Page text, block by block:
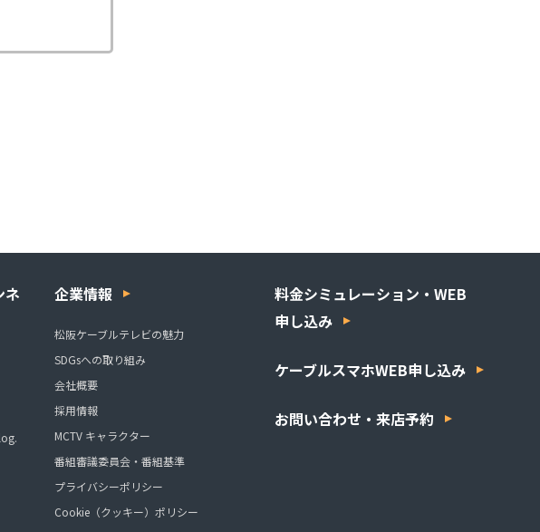
ネ
企業情報
松阪ケーブルテレビの魅力
SDGsへの取り組み
会社概要
採用情報
MCTV キャラクター
番組審議委員会・番組基準
プライバシーポリシー
Cookie（クッキー）ポリシー
料金シミュレーション・WEB
申し込み
ケーブルスマホWEB申し込み
お問い合わせ・来店予約